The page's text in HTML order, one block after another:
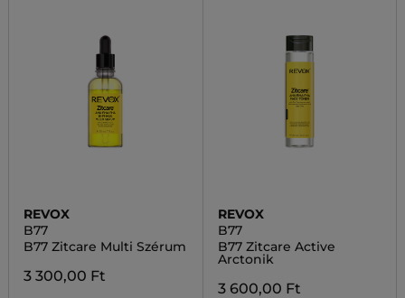
REVOX
B77
B77 Zitcare Multi Szérum
3 300,00 Ft
REVOX
B77
B77 Zitcare Active
Arctonik
3 600,00 Ft